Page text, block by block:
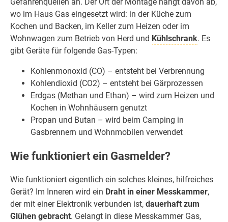
Gefahrenquellen an. Der Ort der Montage hängt davon ab,
wo im Haus Gas eingesetzt wird: in der Küche zum
Kochen und Backen, im Keller zum Heizen oder im
Wohnwagen zum Betrieb von Herd und Kühlschrank. Es
gibt Geräte für folgende Gas-Typen:
Kohlenmonoxid (CO) – entsteht bei Verbrennung
Kohlendioxid (CO2) – entsteht bei Gärprozessen
Erdgas (Methan und Ethan) – wird zum Heizen und
Kochen in Wohnhäusern genutzt
Propan und Butan – wird beim Camping in
Gasbrennern und Wohnmobilen verwendet
Wie funktioniert ein Gasmelder?
Wie funktioniert eigentlich ein solches kleines, hilfreiches
Gerät? Im Inneren wird ein Draht in einer Messkammer,
der mit einer Elektronik verbunden ist, dauerhaft zum
Glühen gebracht. Gelangt in diese Messkammer Gas,